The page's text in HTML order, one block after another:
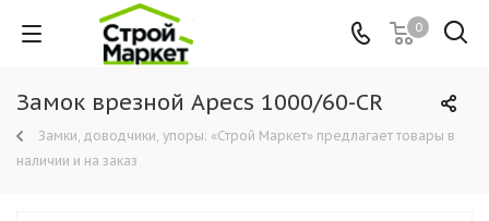
0
Замок врезной Apecs 1000/60-CR
Замки, доводчики, упоры: «Строй Маркет» предлагает товары в
наличии и на заказ